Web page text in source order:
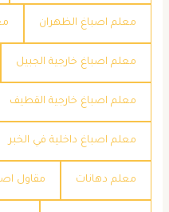
معلم اصباغ الظهران
معلم اصباغ خارجية الجبيل
معلم اصباغ خارجية القطيف
معلم اصباغ داخلية في الخبر
معلم دهانات مقاول